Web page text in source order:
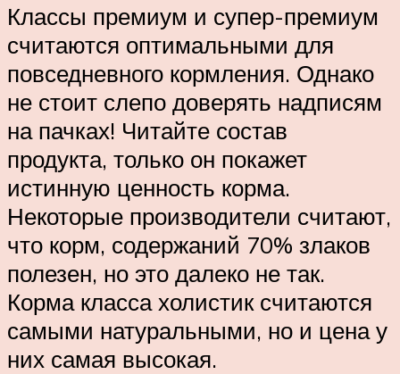
Классы премиум и супер-премиум
считаются оптимальными для
повседневного кормления. Однако
не стоит слепо доверять надписям
на пачках! Читайте состав
продукта, только он покажет
истинную ценность корма.
Некоторые производители считают,
что корм, содержаний 70% злаков
полезен, но это далеко не так.
Корма класса холистик считаются
самыми натуральными, но и цена у
них самая высокая.